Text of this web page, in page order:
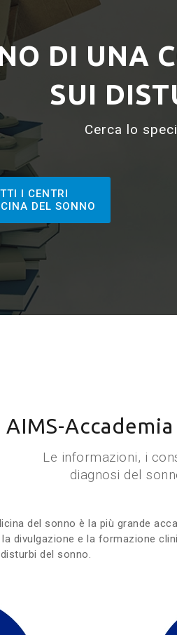
DI UNA
SUI
Cerca lo
I CENTRI
DEL SONNO
AIMS-
Le informazioni, i
diagnosi del
del sonno è la più grande
divulgazione e la formazione
del sonno.